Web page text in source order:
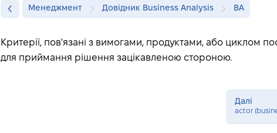
Менеджмент Довідник Business Analysis BA
Критерії, пов'язані з вимогами, продуктами, або циклом
для приймання рішення зацікавленою стороною.
Далі
actor